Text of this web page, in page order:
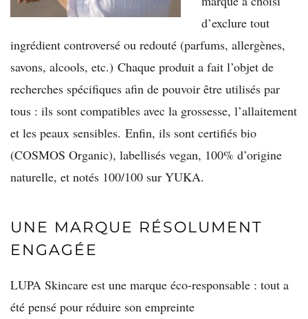
d’exclure tout
ingrédient controversé ou redouté (parfums, allergènes,
savons, alcools, etc.) Chaque produit a fait l’objet de
recherches spécifiques afin de pouvoir être utilisés par
tous : ils sont compatibles avec la grossesse, l’allaitement
et les peaux sensibles. Enfin, ils sont certifiés bio
(COSMOS Organic), labellisés vegan, 100% d’origine
naturelle, et notés 100/100 sur YUKA.
UNE MARQUE RÉSOLUMENT
ENGAGÉE
LUPA Skincare est une marque éco-responsable : tout a
été pensé pour réduire son empreinte